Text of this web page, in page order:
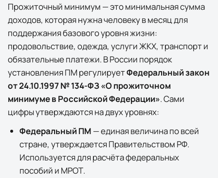
Прожиточный минимум — это минимальная сумма
доходов, которая нужна человеку в месяц для
поддержания базового уровня жизни:
продовольствие, одежда, услуги ЖКХ, транспорт и
обязательные платежи. В России порядок
установления ПМ регулируетФедеральный закон
от 24.10.1997 № 134-ФЗ «О прожиточном
минимуме в Российской Федерации». Сами
цифры утверждаются на двух уровнях:
Федеральный ПМ — единая величина по всей
стране, утверждается Правительством РФ.
Используется для расчёта федеральных
пособий и МРОТ.